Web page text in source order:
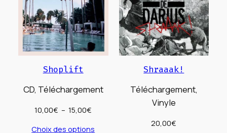
Shoplift
CD, Téléchargement
10,00€ – 15,00€
Choix des options
Shraaak!
Téléchargement,
Vinyle
20,00€